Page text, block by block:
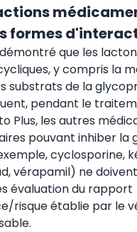
formes
que les
y compris la
substrats de la
pendant le
Plus, les autres
pouvant inhiber la
cyclosporine,
vérapamil) ne
évaluation du rapport
risque établie par le